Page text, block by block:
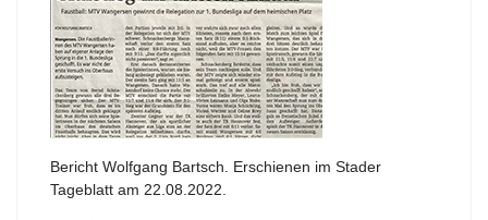
Bericht Wolfgang Bartsch. Erschienen im Stader
Tageblatt am 22.08.2022.